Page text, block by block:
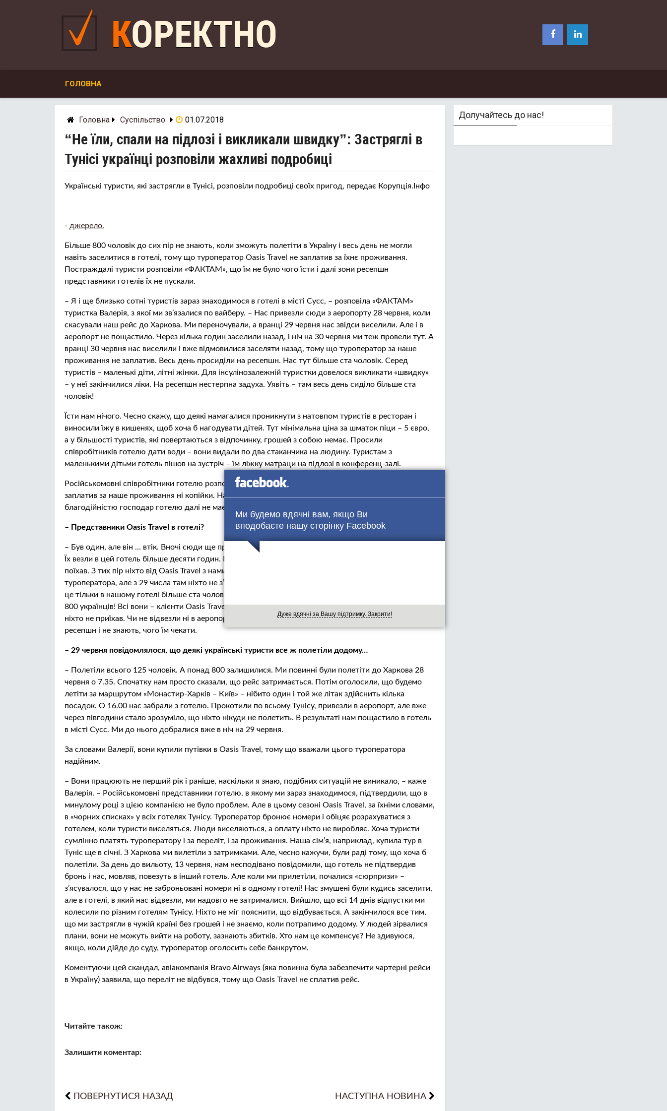
Ми будемо вдячні вам, якщо Ви
вподобаєте нашу сторінку Facebook
Дуже вдячні за Вашу підтримку. Закрити!
КОРЕКТНО
ГОЛОВНА
Головна Суспільство 01.07.2018
“Не їли, спали на підлозі і викликали швидку”: Застряглі в
Тунісі українці розповіли жахливі подробиці
Українські туристи, які застрягли в Тунісі, розповіли подробиці своїх пригод, передає Корупція.Інфо
- джерело.
Більше 800 чоловік до сих пір не знають, коли зможуть полетіти в Україну і весь день не могли
навіть заселитися в готелі, тому що туроператор Oasis Travel не заплатив за їхнє проживання.
Постраждалі туристи розповіли «ФАКТАМ», що їм не було чого їсти і далі зони ресепшн
представники готелів їх не пускали.
– Я і ще близько сотні туристів зараз знаходимося в готелі в місті Сусс, – розповіла «ФАКТАМ»
туристка Валерія, з якої ми зв’язалися по вайберу. – Нас привезли сюди з аеропорту 28 червня, коли
скасували наш рейс до Харкова. Ми переночували, а вранці 29 червня нас звідси виселили. Але і в
аеропорт не пощастило. Через кілька годин заселили назад, і ніч на 30 червня ми теж провели тут. А
вранці 30 червня нас виселили і вже відмовилися заселяти назад, тому що туроператор за наше
проживання не заплатив. Весь день просиділи на ресепшн. Нас тут більше ста чоловік. Серед
туристів – маленькі діти, літні жінки. Для інсулінозалежній туристки довелося викликати «швидку»
– у неї закінчилися ліки. На ресепшн нестерпна задуха. Уявіть – там весь день сиділо більше ста
чоловік!
Їсти нам нічого. Чесно скажу, що деякі намагалися проникнути з натовпом туристів в ресторан і
виносили їжу в кишенях, щоб хоча б нагодувати дітей. Тут мінімальна ціна за шматок піци – 5 євро,
а у більшості туристів, які повертаються з відпочинку, грошей з собою немає. Просили
співробітників готелю дати води – вони видали по два стаканчика на людину. Туристам з
маленькими дітьми готель пішов на зустріч – їм ліжку матраци на підлозі в конференц-залі.
Російськомовні співробітники готелю розповіли, що з тих пір, як нас сюди привезли, Oasis Travel не
заплатив за наше проживання ні копійки. Нам, вважайте, подарували дві ночі, але займатися
благодійністю господар готелю далі не має наміру.
– Представники Oasis Travel в готелі?
– Був один, але він … втік. Вночі сюди ще привезли туристів з Джерби, які теж не змогли відлетіти.
Їх везли в цей готель більше десяти годин. Представник туроператора не зміг нічого пояснити і
поїхав. З тих пір ніхто від Oasis Travel з нами на зв’язок не виходить. В готелі є офіс цього
туроператора, але з 29 числа там ніхто не з’являвся. Виглядає так, як ніби вони просто втекли. І адже
це тільки в нашому готелі більше ста чоловік. А в цілому в Тунісі в такій ситуації опинилися більше
800 українців! Всі вони – клієнти Oasis Travel. З деяких готелів людей виселили – і за ними взагалі
ніхто не приїхав. Чи не відвезли ні в аеропорт, ні в інші готелі. Наскільки я знаю, вони так і сидять на
ресепшн і не знають, чого їм чекати.
– 29 червня повідомлялося, що деякі українські туристи все ж полетіли додому…
– Полетіли всього 125 чоловік. А понад 800 залишилися. Ми повинні були полетіти до Харкова 28
червня о 7.35. Спочатку нам просто сказали, що рейс затримається. Потім оголосили, що будемо
летіти за маршрутом «Монастир-Харків – Київ» – нібито один і той же літак здійснить кілька
посадок. О 16.00 нас забрали з готелю. Прокотили по всьому Тунісу, привезли в аеропорт, але вже
через півгодини стало зрозуміло, що ніхто нікуди не полетить. В результаті нам пощастило в готель
в місті Сусс. Ми до нього добралися вже в ніч на 29 червня.
За словами Валерії, вони купили путівки в Oasis Travel, тому що вважали цього туроператора
надійним.
– Вони працюють не перший рік і раніше, наскільки я знаю, подібних ситуацій не виникало, – каже
Валерія. – Російськомовні представники готелю, в якому ми зараз знаходимося, підтвердили, що в
минулому році з цією компанією не було проблем. Але в цьому сезоні Oasis Travel, за їхніми словами,
в «чорних списках» у всіх готелях Тунісу. Туроператор бронює номери і обіцяє розрахуватися з
готелем, коли туристи виселяться. Люди виселяються, а оплату ніхто не виробляє. Хоча туристи
сумлінно платять туроператору і за переліт, і за проживання. Наша сім’я, наприклад, купила тур в
Туніс ще в січні. З Харкова ми вилетіли з затримками. Але, чесно кажучи, були раді тому, що хоча б
полетіли. За день до вильоту, 13 червня, нам несподівано повідомили, що готель не підтвердив
бронь і нас, мовляв, повезуть в інший готель. Але коли ми прилетіли, почалися «сюрпризи» –
з’ясувалося, що у нас не заброньовані номери ні в одному готелі! Нас змушені були кудись заселити,
але в готелі, в який нас відвезли, ми надовго не затрималися. Вийшло, що всі 14 днів відпустки ми
колесили по різним готелям Тунісу. Ніхто не міг пояснити, що відбувається. А закінчилося все тим,
що ми застрягли в чужій країні без грошей і не знаємо, коли потрапимо додому. У людей зірвалися
плани, вони не можуть вийти на роботу, зазнають збитків. Хто нам це компенсує? Не здивуюся,
якщо, коли дійде до суду, туроператор оголосить себе банкрутом.
Коментуючи цей скандал, авіакомпанія Bravo Airways (яка повинна була забезпечити чартерні рейси
в Україну) заявила, що переліт не відбувся, тому що Oasis Travel не сплатив рейс.
Читайте також:
Залишити коментар:
ПОВЕРНУТИСЯ НАЗАД НАСТУПНА НОВИНА
Долучайтесь до нас!